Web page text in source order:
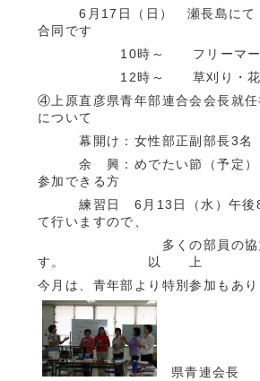
6月17日（日） 瀬長島にて
合同です
10時～ フリーマーケッ
12時～ 草刈り・花の植
④上原直彦県青年部連合会会長就
について
幕開け：女性部正副部長3名
余 興：めでたい節（予定）
参加できる方
練習日 6月13日（水）午後8
て行いますので、
多くの部員の協力お
す。 以 上
今月は、青年部より特別参加もあり
県青連会長